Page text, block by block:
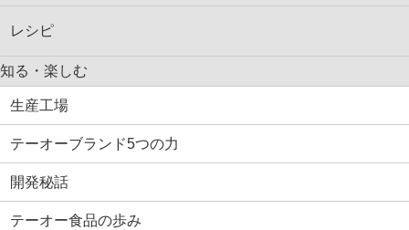
レシピ
知る・楽しむ
生産工場
テーオーブランド5つの力
開発秘話
テーオー食品の歩み